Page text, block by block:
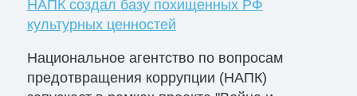
НАПК создал базу похищенных РФ
культурных ценностей
Национальное агентство по вопросам
предотвращения коррупции (НАПК)